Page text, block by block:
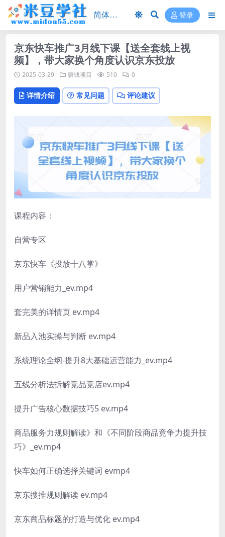
登录
京东快车推广3月线下课【送全套线上视
频】，带大家换个角度认识京东投放
2025-03-29 赚钱项目 510 0
详情介绍 常见问题 评论建议
课程内容：
自营专区
京东快车《投放十八掌》
用户营销能力_ev.mp4
套完美的详情页 ev.mp4
新品入池实操与判断 ev.mp4
系统理论全纲-提升8大基础运营能力_ev.mp4
五线分析法拆解竞品竞店ev.mp4
提升广告核心数据技巧5 ev.mp4
商品服务力规则解读》和《不同阶段商品竞争力提升技
巧》_ev.mp4
快车如何正确选择关键词 evmp4
京东搜推规则解读 ev.mp4
京东商品标题的打造与优化 ev.mp4